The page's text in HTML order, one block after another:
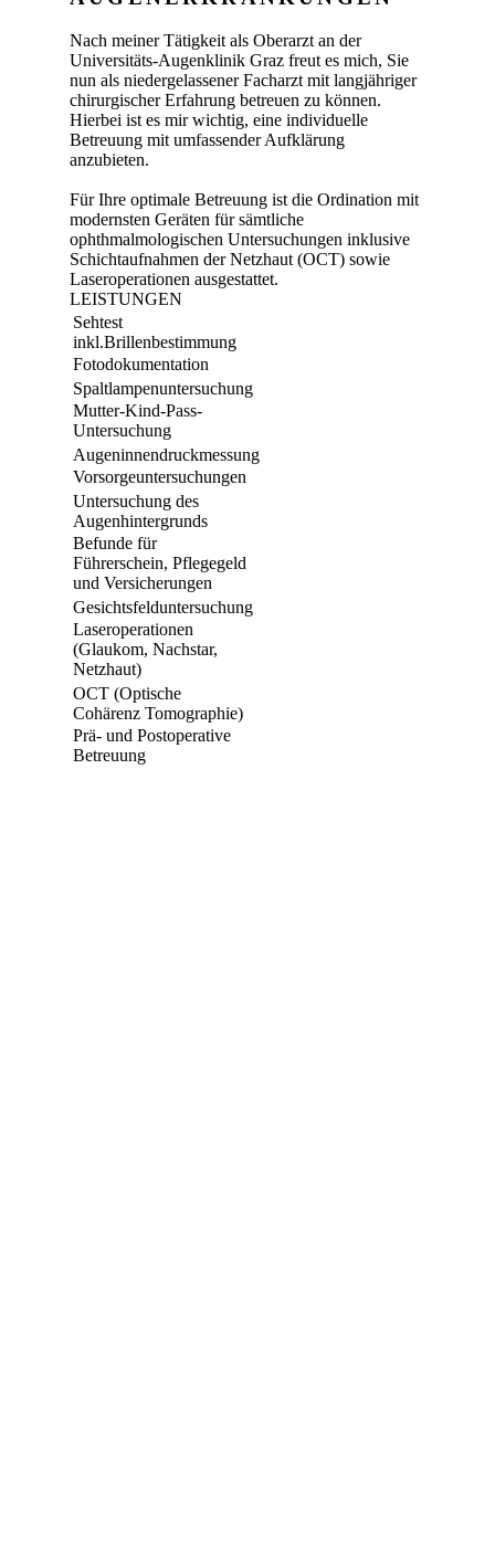
Nach meiner Tätigkeit als Oberarzt an der
Universitäts-Augenklinik Graz freut es mich, Sie
nun als niedergelassener Facharzt mit langjähriger
chirurgischer Erfahrung betreuen zu können.
Hierbei ist es mir wichtig, eine individuelle
Betreuung mit umfassender Aufklärung
anzubieten.
Für Ihre optimale Betreuung ist die Ordination mit
modernsten Geräten für sämtliche
ophthmalmologischen Untersuchungen inklusive
Schichtaufnahmen der Netzhaut (OCT) sowie
Laseroperationen ausgestattet.
LEISTUNGEN
Sehtest
inkl.Brillenbestimmung
Fotodokumentation
Spaltlampenuntersuchung
Mutter-Kind-Pass-
Untersuchung
Augeninnendruckmessung
Vorsorgeuntersuchungen
Untersuchung des
Augenhintergrunds
Befunde für
Führerschein, Pflegegeld
und Versicherungen
Gesichtsfelduntersuchung
Laseroperationen
(Glaukom, Nachstar,
Netzhaut)
OCT (Optische
Cohärenz Tomographie)
Prä- und Postoperative
Betreuung